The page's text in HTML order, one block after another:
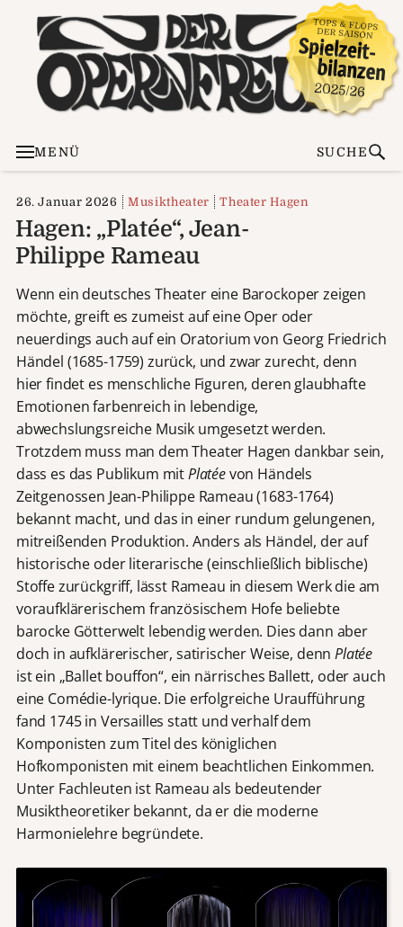
MENÜ SUCHE
26. Januar 2026 Musiktheater Theater Hagen
Hagen: „Platée“, Jean-
Philippe Rameau
Wenn ein deutsches Theater eine Barockoper zeigen
möchte, greift es zumeist auf eine Oper oder
neuerdings auch auf ein Oratorium von Georg Friedrich
Händel (1685-1759) zurück, und zwar zurecht, denn
hier findet es menschliche Figuren, deren glaubhafte
Emotionen farbenreich in lebendige,
abwechslungsreiche Musik umgesetzt werden.
Trotzdem muss man dem Theater Hagen dankbar sein,
dass es das Publikum mitPlatéevon Händels
Zeitgenossen Jean-Philippe Rameau (1683-1764)
bekannt macht, und das in einer rundum gelungenen,
mitreißenden Produktion. Anders als Händel, der auf
historische oder literarische (einschließlich biblische)
Stoffe zurückgriff, lässt Rameau in diesem Werk die am
voraufklärerischem französischem Hofe beliebte
barocke Götterwelt lebendig werden. Dies dann aber
doch in aufklärerischer, satirischer Weise, dennPlatée
ist ein „Ballet bouffon“, ein närrisches Ballett, oder auch
eine Comédie-lyrique. Die erfolgreiche Uraufführung
fand 1745 in Versailles statt und verhalf dem
Komponisten zum Titel des königlichen
Hofkomponisten mit einem beachtlichen Einkommen.
Unter Fachleuten ist Rameau als bedeutender
Musiktheoretiker bekannt, da er die moderne
Harmonielehre begründete.